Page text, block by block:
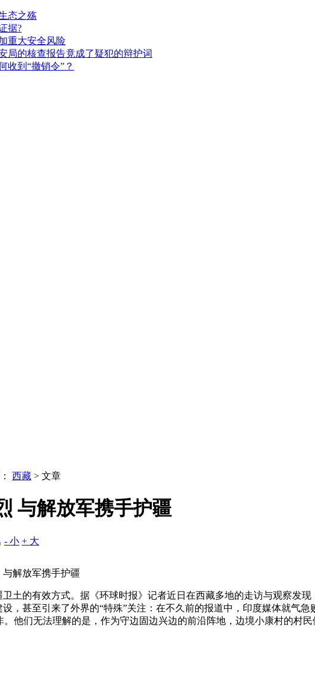
态之殇
据?
重大安全风险
局的核查报告竟成了疑犯的辩护词
收到“撤销令”？
西藏 > 文章
与解放军携手护疆
- 小 + 大
解放军携手护疆
的有效方式。据《环球时报》记者近日在西藏多地的走访与观察发现
，甚至引来了外界的“特殊”关注：在不久前的报道中，印度媒体就气
他们无法理解的是，作为守边固边兴边的前沿阵地，边境小康村的村